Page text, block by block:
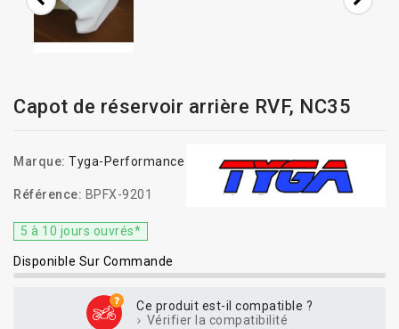
Capot de réservoir arrière RVF, NC35
Marque: Tyga-Performance
Référence: BPFX-9201
5 à 10 jours ouvrés*
Disponible Sur Commande
Ce produit est-il compatible ?
Vérifier la compatibilité